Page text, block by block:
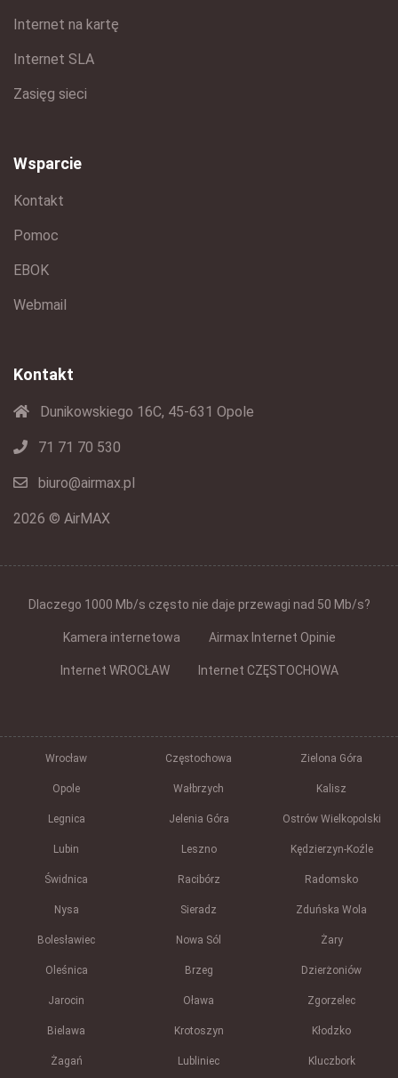
Internet na kartę
Internet SLA
Zasięg sieci
Wsparcie
Kontakt
Pomoc
EBOK
Webmail
Kontakt
Dunikowskiego 16C, 45-631 Opole
71 71 70 530
biuro@airmax.pl
2026 © AirMAX
Dlaczego 1000 Mb/s często nie daje przewagi nad 50 Mb/s?
Kamera internetowa Airmax Internet Opinie
Internet WROCŁAW Internet CZĘSTOCHOWA
Wrocław Częstochowa Zielona Góra
Opole Wałbrzych Kalisz
Legnica Jelenia Góra Ostrów Wielkopolski
Lubin Leszno Kędzierzyn-Koźle
Świdnica Racibórz Radomsko
Nysa Sieradz Zduńska Wola
Bolesławiec Nowa Sól Żary
Oleśnica Brzeg Dzierżoniów
Jarocin Oława Zgorzelec
Bielawa Krotoszyn Kłodzko
Żagań Lubliniec Kluczbork